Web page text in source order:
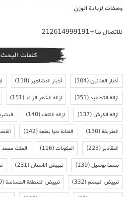
وصفات لزيادة الوزن
للاتصال بنا+212614999191
كلمات البحث
أخبار الفنانين(104) أخبار المشاهير(118)
ازالة التجاعيد(351) ازالة الشعر الزائد(151)
ازالة الكرش(137) ازالة الكلف(140)
الطريقة(130) الفنانة دنيا بطمة(142)
المقادير(223) المكونات(116) الملك
بسمة بوسيل(139) تبييض الاسنان(231)
تبييض الجسم(332) تبييض المنطقة الحساسة(199)